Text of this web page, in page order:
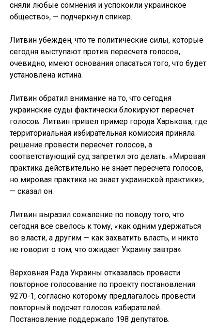
сняли любые сомнения и успокоили украинское
общество», — подчеркнул спикер.
Литвин убежден, что те политические силы, которые
сегодня выступают против пересчета голосов,
очевидно, имеют основания опасаться того, что будет
установлена истина.
Литвин обратил внимание на то, что сегодня
украинские суды фактически блокируют пересчет
голосов. Литвин привел пример города Харькова, где
территориальная избирательная комиссия приняла
решение провести пересчет голосов, а
соответствующий суд запретил это делать. «Мировая
практика действительно не знает пересчета голосов,
но мировая практика не знает украинской практики»,
— сказал он.
Литвин выразил сожаление по поводу того, что
сегодня все свелось к тому, «как одним удержаться
во власти, а другим — как захватить власть, и никто
не говорит о том, что ожидает Украину завтра».
Верховная Рада Украины отказалась провести
повторное голосование по проекту постановления
9270-1, согласно которому предлагалось провести
повторный подсчет голосов избирателей.
Постановление поддержало 198 депутатов.